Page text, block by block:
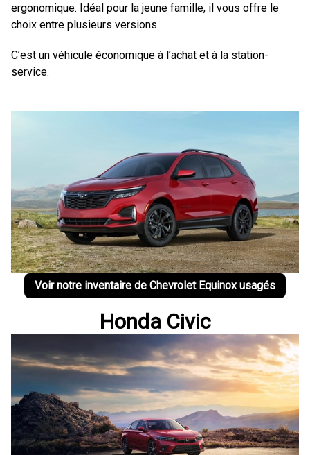
ergonomique. Idéal pour la jeune famille, il vous offre le
choix entre plusieurs versions.
C’est un véhicule économique à l’achat et à la station-
service.
Voir notre inventaire de Chevrolet Equinox usagés
Honda Civic